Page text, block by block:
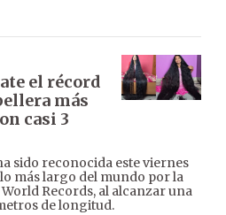
el récord
más
casi 3
sido reconocida este viernes
más largo del mundo por la
Records, al alcanzar una
de longitud.